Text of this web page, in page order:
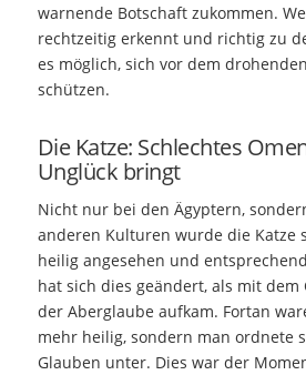
warnende Botschaft zukommen.
rechtzeitig erkennt und richtig zu
es möglich, sich vor dem
schützen.
Die Katze: Schlechtes
Unglück bringt
Nicht nur bei den Ägyptern,
anderen Kulturen wurde die Katze
heilig angesehen und
hat sich dies geändert, als mit
der Aberglaube aufkam. Fortan
mehr heilig, sondern man ordnete
Glauben unter. Dies war der